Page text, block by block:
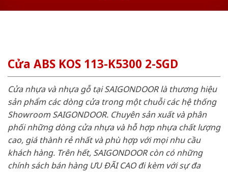
Cửa ABS KOS 113-K5300 2-SGD
Cửa nhựa và nhựa gỗ tại SAIGONDOOR là thương hiệu
sản phẩm các dòng cửa trong một chuỗi các hệ thống
Showroom SAIGONDOOR. Chuyên sản xuất và phân
phối những dòng cửa nhựa và hỗ hợp nhựa chất lượng
cao, giá thành rẻ nhất và phù hợp với mọi nhu cầu
khách hàng. Trên hết, SAIGONDOOR còn có những
chính sách bán hàng ƯU ĐÃI CAO đi kèm với sự đa